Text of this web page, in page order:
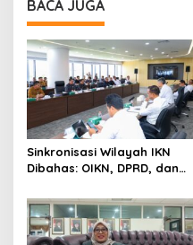
BACA JUGA
Sinkronisasi Wilayah IKN
Dibahas: OIKN, DPRD, dan
Bersama Bahas Transisi
dan Kewenangan